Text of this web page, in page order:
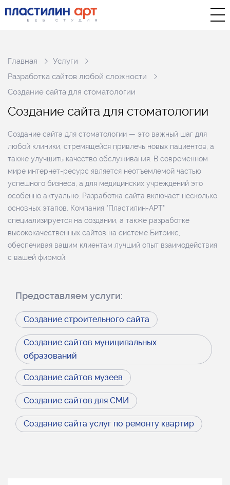
Главная
Услуги
Разработка сайтов любой сложности
Создание сайта для стоматологии
Создание сайта для стоматологии
Создание сайта для стоматологии — это важный шаг для
любой клиники, стремящейся привлечь новых пациентов, а
также улучшить качество обслуживания. В современном
мире интернет-ресурс является неотъемлемой частью
успешного бизнеса, а для медицинских учреждений это
особенно актуально. Разработка сайта включает несколько
основных этапов. Компания "Пластилин-АРТ"
специализируется на создании, а также разработке
высококачественных сайтов на системе Битрикс,
обеспечивая вашим клиентам лучший опыт взаимодействия
с вашей фирмой.
Предоставляем услуги:
Создание строительного сайта
Создание сайтов муниципальных
образований
Создание сайтов музеев
Создание сайтов для СМИ
Создание сайта услуг по ремонту квартир